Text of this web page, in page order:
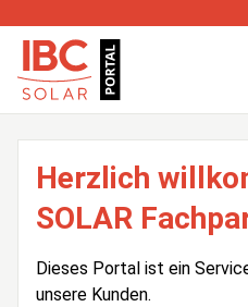
Herzlich
SOLAR
Dieses Portal ist ein
unsere Kunden.